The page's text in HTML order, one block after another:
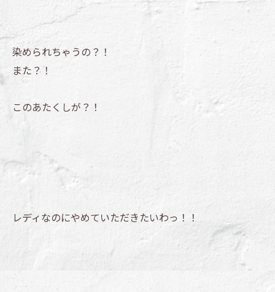
染められちゃうの？！
また？！
このあたくしが？！
レディなのにやめていただきたいわっ！！